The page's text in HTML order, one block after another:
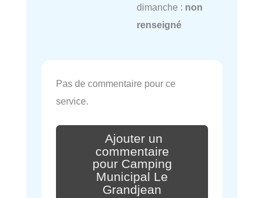
dimanche : non
renseigné
Pas de commentaire pour ce
service.
Ajouter un
commentaire
pour Camping
Municipal Le
Grandjean